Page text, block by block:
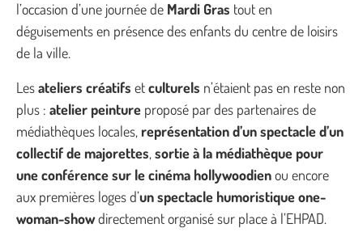
l’occasion d’une journée de Mardi Gras tout en
déguisements en présence des enfants du centre de loisirs
de la ville.
Lesateliers créatifs etculturels n’étaient pas en reste non
plus : atelier peinture proposé par des partenaires de
médiathèques locales, représentation d’un spectacle d’un
collectif de majorettes, sortie à la médiathèque pour
une conférence sur le cinéma hollywoodienou encore
aux premières loges d’un spectacle humoristique one-
woman-showdirectement organisé sur place à l’EHPAD.